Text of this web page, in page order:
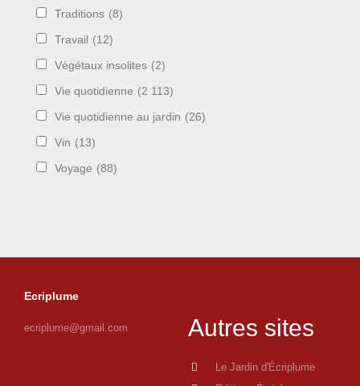
Traditions (8)
Travail (12)
Végétaux insolites (2)
Vie quotidienne (2 113)
Vie quotidienne au jardin (26)
Vin (13)
Voyage (88)
Ecriplume
ecriplume@gmail.com Autres sites
Le Jardin d'Écriplume